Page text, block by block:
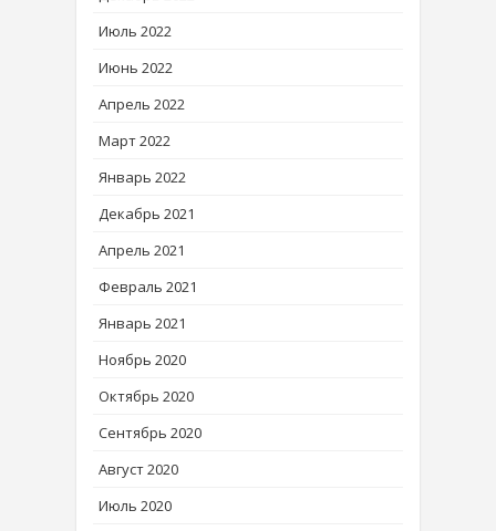
Июль 2022
Июнь 2022
Апрель 2022
Март 2022
Январь 2022
Декабрь 2021
Апрель 2021
Февраль 2021
Январь 2021
Ноябрь 2020
Октябрь 2020
Сентябрь 2020
Август 2020
Июль 2020